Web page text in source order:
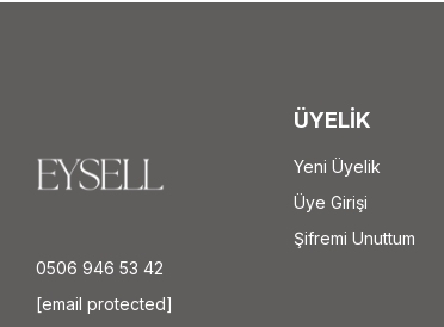
0506 946 53 42
[email protected]
ÜYELİK
Yeni Üyelik
Üye Girişi
Şifremi Unuttum